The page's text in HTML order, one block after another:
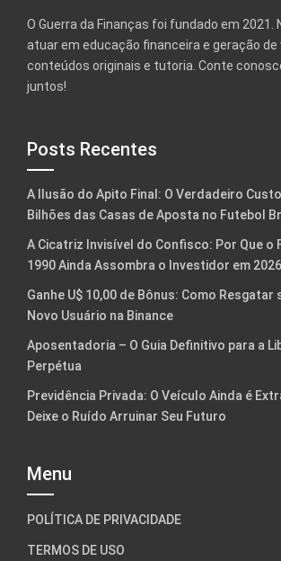
O Guerra da Finanças foi fundado em 2021.
atuar em educação financeira e geração de
conteúdos originais e tutoria. Conte
juntos!
Posts Recentes
A Ilusão do Apito Final: O Verdadeiro
Bilhões das Casas de Aposta no Futebol
A Cicatriz Invisível do Confisco: Por Que o
1990 Ainda Assombra o Investidor em 2026
Ganhe U$ 10,00 de Bônus: Como Resgatar
Novo Usuário na Binance
Aposentadoria – O Guia Definitivo para a
Perpétua
Previdência Privada: O Veículo Ainda é
Deixe o Ruído Arruinar Seu Futuro
Menu
POLÍTICA DE PRIVACIDADE
TERMOS DE USO